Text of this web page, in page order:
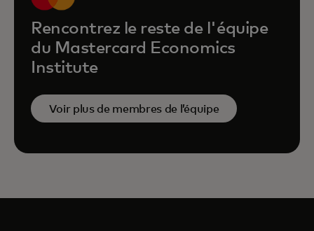
Rencontrez le reste de l'équipe
du Mastercard Economics
Institute
Voir plus de membres de l’équipe